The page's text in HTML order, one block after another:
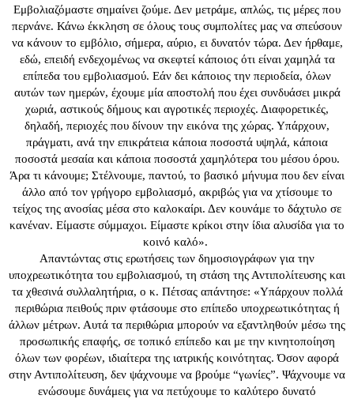
Εμβολιαζόμαστε σημαίνει ζούμε. Δεν μετράμε, απλώς, τις μέρες που
περνάνε. Κάνω έκκληση σε όλους τους συμπολίτες μας να σπεύσουν
να κάνουν το εμβόλιο, σήμερα, αύριο, ει δυνατόν τώρα. Δεν ήρθαμε,
εδώ, επειδή ενδεχομένως να σκεφτεί κάποιος ότι είναι χαμηλά τα
επίπεδα του εμβολιασμού. Εάν δει κάποιος την περιοδεία, όλων
αυτών των ημερών, έχουμε μία αποστολή που έχει συνδυάσει μικρά
χωριά, αστικούς δήμους και αγροτικές περιοχές. Διαφορετικές,
δηλαδή, περιοχές που δίνουν την εικόνα της χώρας. Υπάρχουν,
πράγματι, ανά την επικράτεια κάποια ποσοστά υψηλά, κάποια
ποσοστά μεσαία και κάποια ποσοστά χαμηλότερα του μέσου όρου.
Άρα τι κάνουμε; Στέλνουμε, παντού, το βασικό μήνυμα που δεν είναι
άλλο από τον γρήγορο εμβολιασμό, ακριβώς για να χτίσουμε το
τείχος της ανοσίας μέσα στο καλοκαίρι. Δεν κουνάμε το δάχτυλο σε
κανέναν. Είμαστε σύμμαχοι. Είμαστε κρίκοι στην ίδια αλυσίδα για το
κοινό καλό».
Απαντώντας στις ερωτήσεις των δημοσιογράφων για την
υποχρεωτικότητα του εμβολιασμού, τη στάση της Αντιπολίτευσης και
τα χθεσινά συλλαλητήρια, ο κ. Πέτσας απάντησε: «Υπάρχουν πολλά
περιθώρια πειθούς πριν φτάσουμε στο επίπεδο υποχρεωτικότητας ή
άλλων μέτρων. Αυτά τα περιθώρια μπορούν να εξαντληθούν μέσω της
προσωπικής επαφής, σε τοπικό επίπεδο και με την κινητοποίηση
όλων των φορέων, ιδιαίτερα της ιατρικής κοινότητας. Όσον αφορά
στην Αντιπολίτευση, δεν ψάχνουμε να βρούμε “γωνίες”. Ψάχνουμε να
ενώσουμε δυνάμεις για να πετύχουμε το καλύτερο δυνατό